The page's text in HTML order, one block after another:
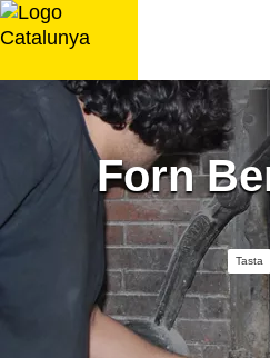
Saltar
al
Forn
Tasta